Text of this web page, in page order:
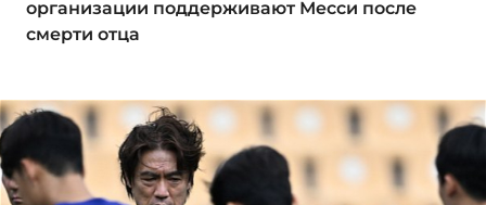
организации поддерживают Месси после
смерти отца